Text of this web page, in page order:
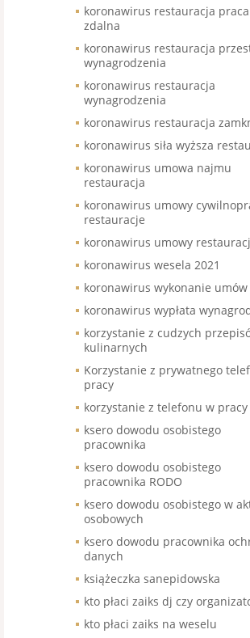
koronawirus restauracja praca
zdalna
koronawirus restauracja
wynagrodzenia
koronawirus restauracja
wynagrodzenia
koronawirus restauracja
koronawirus siła wyższa
koronawirus umowa najmu
restauracja
koronawirus umowy
restauracje
koronawirus umowy
koronawirus wesela 2021
koronawirus wykonanie umów
koronawirus wypłata
korzystanie z cudzych
kulinarnych
Korzystanie z prywatnego
pracy
korzystanie z telefonu w pracy
ksero dowodu osobistego
pracownika
ksero dowodu osobistego
pracownika RODO
ksero dowodu osobistego w
osobowych
ksero dowodu pracownika
danych
książeczka sanepidowska
kto płaci zaiks dj czy
kto płaci zaiks na weselu